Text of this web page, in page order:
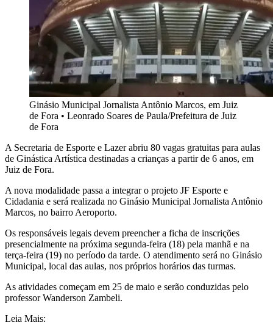
Ginásio Municipal Jornalista Antônio Marcos, em Juiz
de Fora • Leonrado Soares de Paula/Prefeitura de Juiz
de Fora
A Secretaria de Esporte e Lazer abriu 80 vagas gratuitas para aulas
de Ginástica Artística destinadas a crianças a partir de 6 anos, em
Juiz de Fora.
A nova modalidade passa a integrar o projeto JF Esporte e
Cidadania e será realizada no Ginásio Municipal Jornalista Antônio
Marcos, no bairro Aeroporto.
Os responsáveis legais devem preencher a ficha de inscrições
presencialmente na próxima segunda-feira (18) pela manhã e na
terça-feira (19) no período da tarde. O atendimento será no Ginásio
Municipal, local das aulas, nos próprios horários das turmas.
As atividades começam em 25 de maio e serão conduzidas pelo
professor Wanderson Zambeli.
Leia Mais: